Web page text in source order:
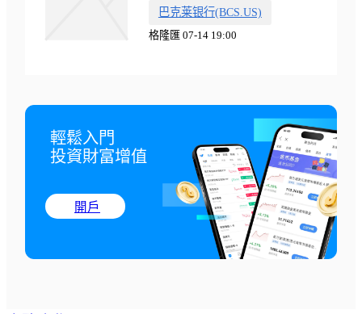
巴克莱银行(BCS.US)
格隆匯 07-14 19:00
輕鬆入門
投資財富增值
開戶